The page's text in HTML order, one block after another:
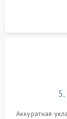
дорожек.
Аккуратная